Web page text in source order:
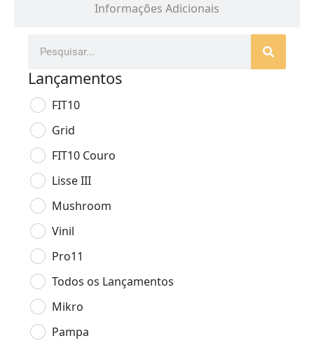
Informações Adicionais
Lançamentos
FIT10
Grid
FIT10 Couro
Lisse III
Mushroom
Vinil
Pro11
Todos os Lançamentos
Mikro
Pampa